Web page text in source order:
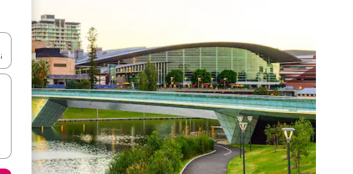
ನ್ಯಾವಿಗೇಟ್ ಮಾಡಿ ಅಥವಾ ಸ್ಪರ್ಶ ಅಥವಾ ಸ್ವೈಪ್ ಗೆಸ್ಚರ್‌ಗಳ ಮೂಲಕ ಅನ್ವೇಷಿಸಿ.